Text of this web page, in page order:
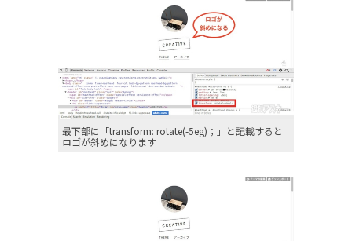
最下部に「transform: rotate(-5eg)；」と記載すると
ロゴが斜めになります